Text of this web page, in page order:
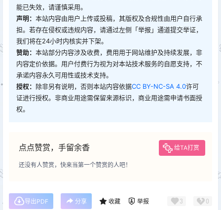
能已失效，请谨慎采用。
声明： 本站内容由用户上传或投稿，其版权及合规性由用户自行承
担。若存在侵权或违规内容，请通过左侧「举报」通道提交举证，
我们将在24小时内核实并下架。
赞助： 本站部分内容涉及收费，费用用于网站维护及持续发展，非
内容定价依据。用户付费行为视为对本站技术服务的自愿支持，不
承诺内容永久可用性或技术支持。
授权： 除非另有说明，否则本站内容依据CC BY-NC-SA 4.0许可
证进行授权。非商业用途需保留来源标识，商业用途需申请书面授
权。
点点赞赏，手留余香 给TA打赏
还没有人赞赏，快来当第一个赞赏的人吧！
导出PDF 分享 收藏 举报 3 0